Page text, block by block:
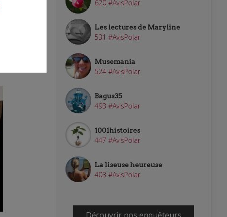
620 #AvisPolar
Les lectures de Maryline
531 #AvisPolar
Musemania
524 #AvisPolar
Bagus35
493 #AvisPolar
1001histoires
447 #AvisPolar
La liseuse heureuse
403 #AvisPolar